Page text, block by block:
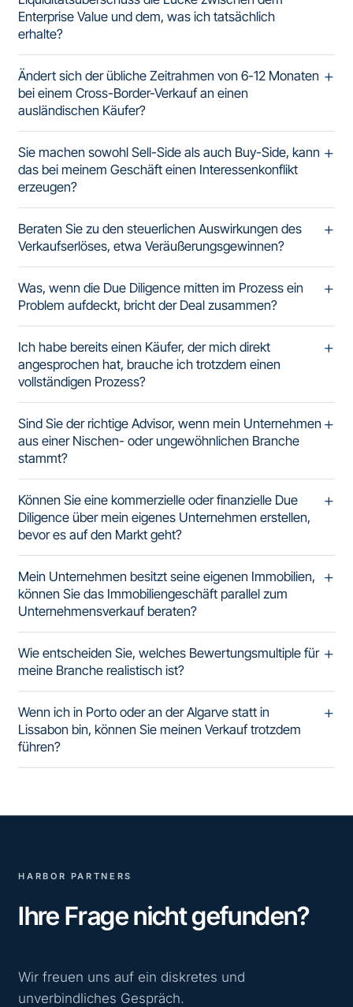
Enterprise Value und dem, was ich tatsächlich
erhalte?
Ändert sich der übliche Zeitrahmen von 6-12 Monaten
bei einem Cross-Border-Verkauf an einen
ausländischen Käufer?
Sie machen sowohl Sell-Side als auch Buy-Side, kann
das bei meinem Geschäft einen Interessenkonflikt
erzeugen?
Beraten Sie zu den steuerlichen Auswirkungen des
Verkaufserlöses, etwa Veräußerungsgewinnen?
Was, wenn die Due Diligence mitten im Prozess ein
Problem aufdeckt, bricht der Deal zusammen?
Ich habe bereits einen Käufer, der mich direkt
angesprochen hat, brauche ich trotzdem einen
vollständigen Prozess?
Sind Sie der richtige Advisor, wenn mein Unternehmen
aus einer Nischen- oder ungewöhnlichen Branche
stammt?
Können Sie eine kommerzielle oder finanzielle Due
Diligence über mein eigenes Unternehmen erstellen,
bevor es auf den Markt geht?
Mein Unternehmen besitzt seine eigenen Immobilien,
können Sie das Immobiliengeschäft parallel zum
Unternehmensverkauf beraten?
Wie entscheiden Sie, welches Bewertungsmultiple für
meine Branche realistisch ist?
Wenn ich in Porto oder an der Algarve statt in
Lissabon bin, können Sie meinen Verkauf trotzdem
führen?
HARBOR PARTNERS
Ihre Frage nicht gefunden?
Wir freuen uns auf ein diskretes und
unverbindliches Gespräch.